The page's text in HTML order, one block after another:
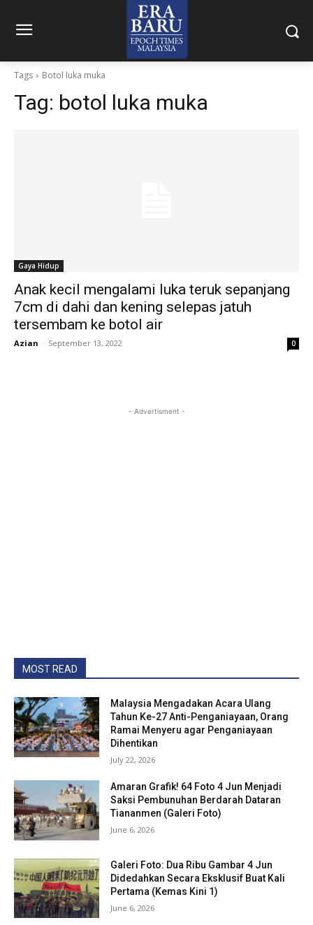
Tags Botol luka muka
Tag: botol luka muka
Gaya Hidup
Anak kecil mengalami luka teruk sepanjang
7cm di dahi dan kening selepas jatuh
tersembam ke botol air
Azian - September 13, 2022 0
- Advertisment -
MOST READ
Malaysia Mengadakan Acara Ulang
Tahun Ke-27 Anti-Penganiayaan, Orang
Ramai Menyeru agar Penganiayaan
Dihentikan
July 22, 2026
Amaran Grafik! 64 Foto 4 Jun Menjadi
Saksi Pembunuhan Berdarah Dataran
Tiananmen (Galeri Foto)
June 6, 2026
Galeri Foto: Dua Ribu Gambar 4 Jun
Didedahkan Secara Eksklusif Buat Kali
Pertama (Kemas Kini 1)
June 6, 2026